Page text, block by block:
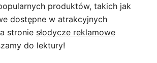
produktów, takich jak
dostępne w atrakcyjnych
stronie słodycze reklamowe
do lektury!